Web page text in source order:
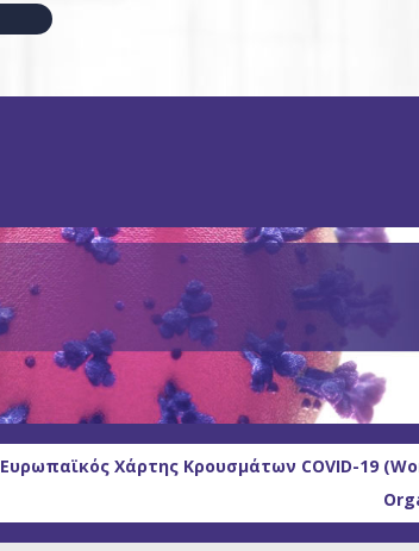
Ευρωπαϊκός Χάρτης Κρουσμάτων COVID-19